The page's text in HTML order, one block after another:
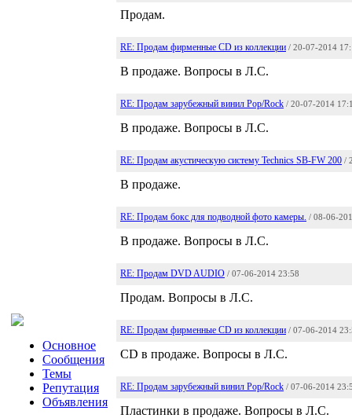
Основное
Сообщения
Темы
Репутация
Объявления
Продам.
RE: Продам фирменные CD из коллекции / 20-07-2014
В продаже. Вопросы в Л.С.
RE: Продам зарубежный винил Pop/Rock / 20-07-2014
В продаже. Вопросы в Л.С.
RE: Продам акустическую систему Technics SB-FW 200 /
В продаже.
RE: Продам бокс для подводной фото камеры. / 08-06-
В продаже. Вопросы в Л.С.
RE: Продам DVD AUDIO / 07-06-2014 23:58
Продам. Вопросы в Л.С.
RE: Продам фирменные CD из коллекции / 07-06-2014
CD в продаже. Вопросы в Л.С.
RE: Продам зарубежный винил Pop/Rock / 07-06-2014
Пластинки в продаже. Вопросы в Л.С.